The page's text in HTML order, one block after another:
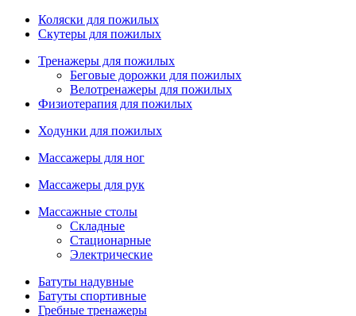
Коляски для пожилых
Скутеры для пожилых
Тренажеры для пожилых
Беговые дорожки для пожилых
Велотренажеры для пожилых
Физиотерапия для пожилых
Ходунки для пожилых
Массажеры для ног
Массажеры для рук
Массажные столы
Складные
Стационарные
Электрические
Батуты надувные
Батуты спортивные
Гребные тренажеры